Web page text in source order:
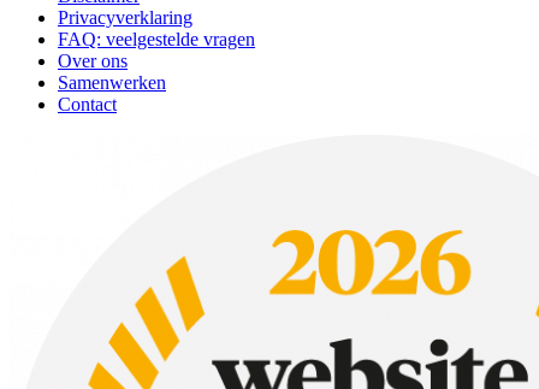
Privacyverklaring
FAQ: veelgestelde vragen
Over ons
Samenwerken
Contact